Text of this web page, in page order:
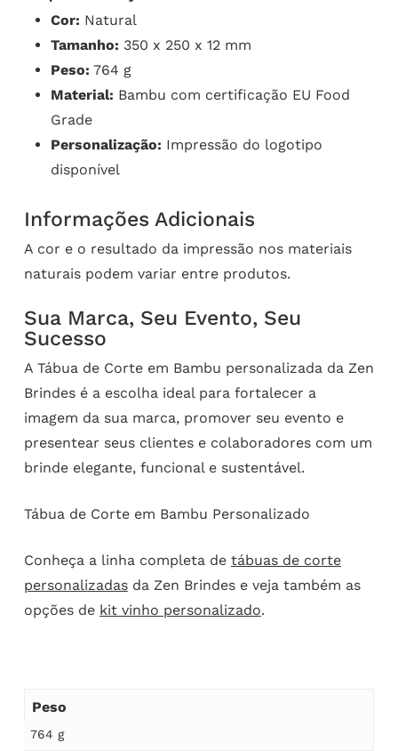
Cor: Natural
Tamanho: 350 x 250 x 12 mm
Peso: 764 g
Material: Bambu com certificação EU Food
Grade
Personalização: Impressão do logotipo
disponível
Informações Adicionais
A cor e o resultado da impressão nos materiais
naturais podem variar entre produtos.
Sua Marca, Seu Evento, Seu
Sucesso
A Tábua de Corte em Bambu personalizada da Zen
Brindes é a escolha ideal para fortalecer a
imagem da sua marca, promover seu evento e
presentear seus clientes e colaboradores com um
brinde elegante, funcional e sustentável.
Tábua de Corte em Bambu Personalizado
Conheça a linha completa de tábuas de corte
personalizadasda Zen Brindes e veja também as
opções de kit vinho personalizado.
Peso
764 g